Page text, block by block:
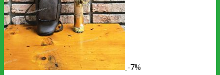
-7%